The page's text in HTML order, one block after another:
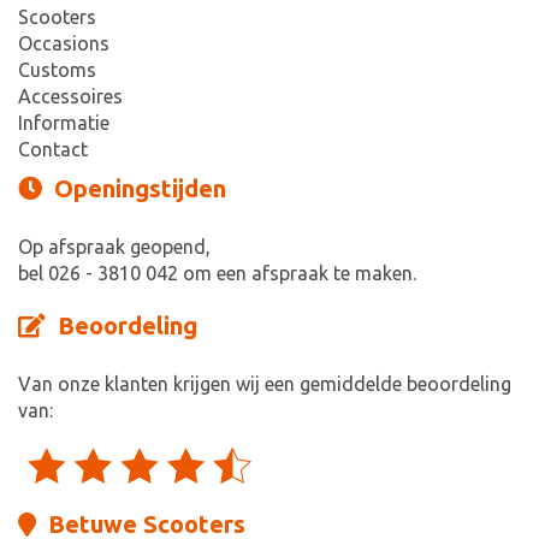
Scooters
Occasions
Customs
Accessoires
Informatie
Contact
Openingstijden
Op afspraak geopend,
bel 026 - 3810 042 om een afspraak te maken.
Beoordeling
Van onze klanten krijgen wij een gemiddelde beoordeling
van:
Betuwe Scooters